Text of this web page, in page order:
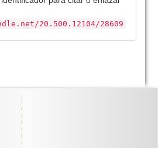
20.500.12104/28609